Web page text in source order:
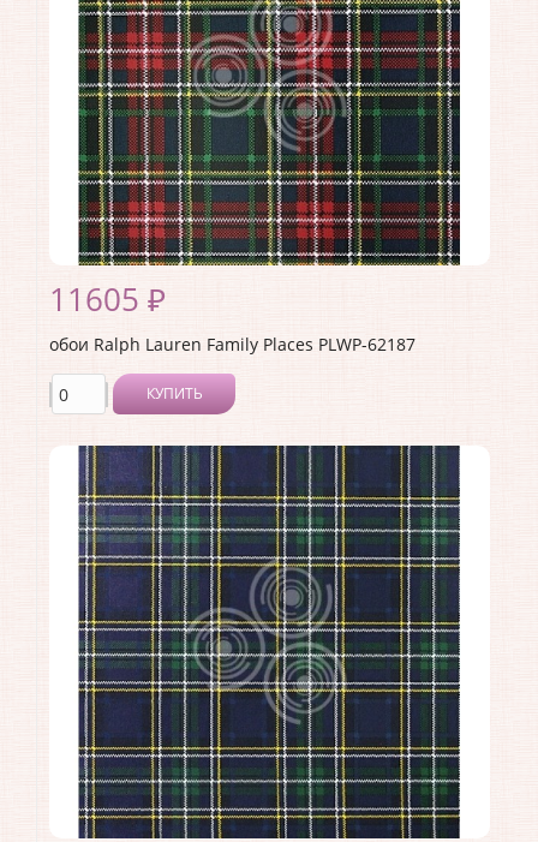
Материал основы:Бумага
Раппорт:68
11605 ₽
обои Ralph Lauren Family Places PLWP-62187
КУПИТЬ
Производитель:Ralph Lauren
Коллекция:Family Places
Длина рулона:10
Ширина рулона:0.68
Материал покрытия:<>
Страна:США
Материал основы:Бумага
Раппорт:63